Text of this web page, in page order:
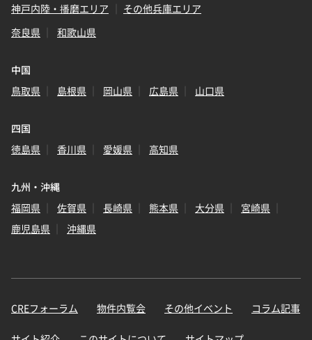
神戸内陸・播磨エリア
その他兵庫エリア
奈良県
和歌山県
中国
鳥取県
島根県 岡山県 広島県 山口県
四国
徳島県
香川県 愛媛県 高知県
九州・沖縄
福岡県
佐賀県 長崎県 熊本県 大分県
宮崎県
鹿児島県
沖縄県
CREフォーラム 物件内覧会 その他イベント コラム記事